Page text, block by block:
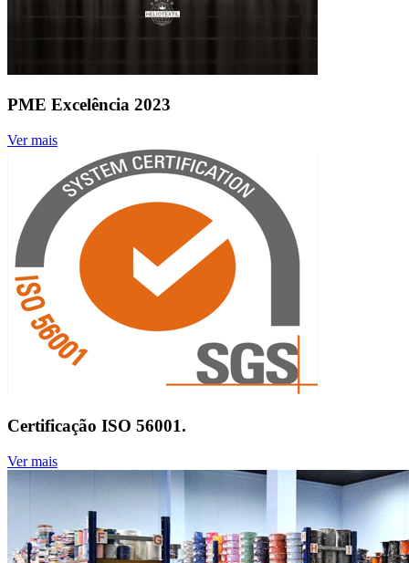
PME Excelência 2023
Ver mais
Certificação ISO 56001.
Ver mais